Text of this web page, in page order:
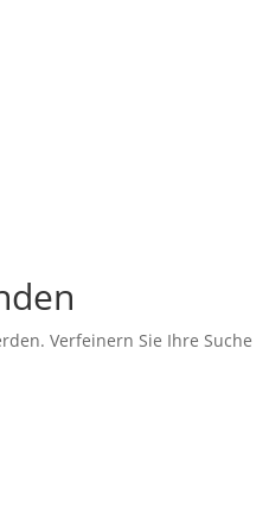
Verfeinern Sie Ihre